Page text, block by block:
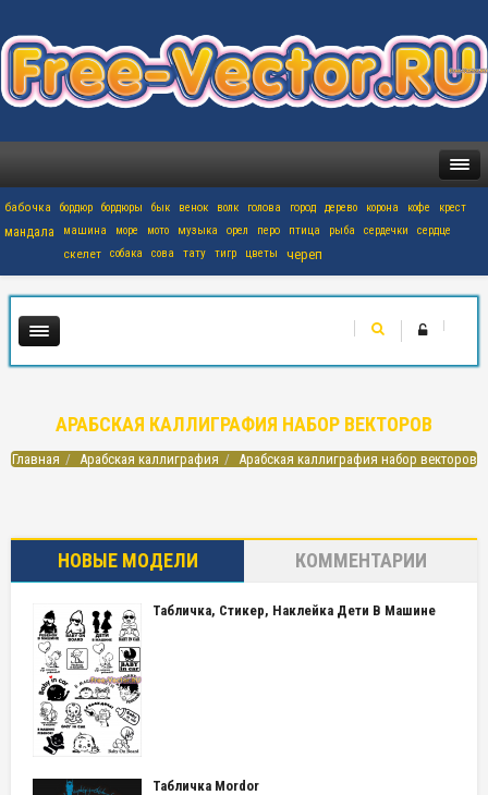
бабочка бордюр бордюры бык венок волк голова город дерево корона кофе крест
мандала машина море мото музыка орел перо птица рыба сердечки сердце
скелет собака сова тату тигр цветы череп
АРАБСКАЯ КАЛЛИГРАФИЯ НАБОР ВЕКТОРОВ
Главная Арабская каллиграфия Арабская каллиграфия набор векторов
НОВЫЕ МОДЕЛИ КОММЕНТАРИИ
Табличка, Стикер, Наклейка Дети В Машине
Табличка Mordor